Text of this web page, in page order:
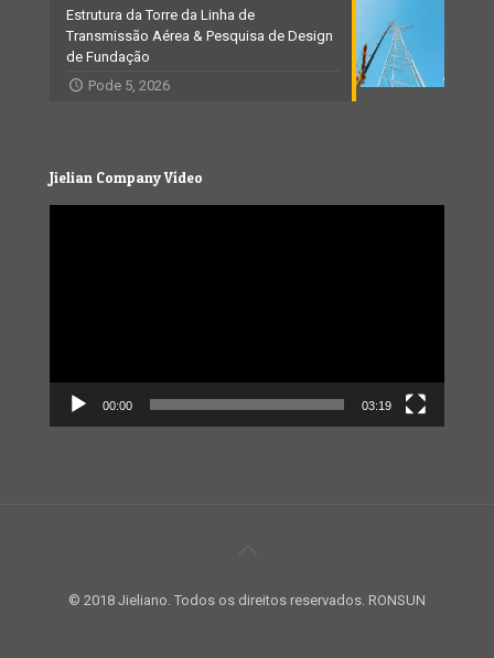
Estrutura da Torre da Linha de
Transmissão Aérea & Pesquisa de Design
de Fundação
Pode 5, 2026
Jielian Company Vídeo
00:00 03:19
© 2018 Jieliano. Todos os direitos reservados. RONSUN